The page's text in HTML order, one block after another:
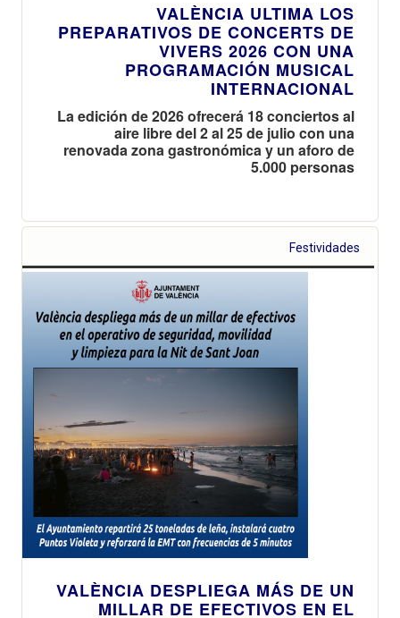
VALÈNCIA ULTIMA LOS
PREPARATIVOS DE CONCERTS DE
VIVERS 2026 CON UNA
PROGRAMACIÓN MUSICAL
INTERNACIONAL
La edición de 2026 ofrecerá 18 conciertos al
aire libre del 2 al 25 de julio con una
renovada zona gastronómica y un aforo de
5.000 personas
Festividades
VALÈNCIA DESPLIEGA MÁS DE UN
MILLAR DE EFECTIVOS EN EL